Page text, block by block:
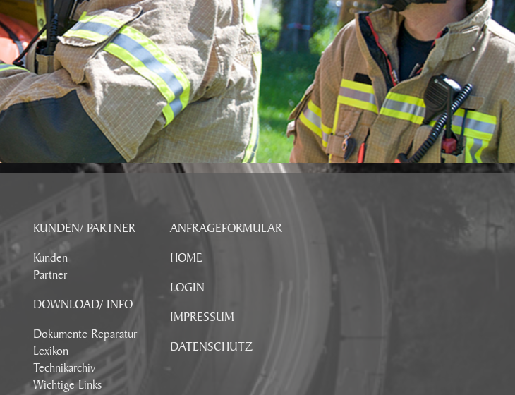
KUNDEN/ PARTNER
Kunden
Partner
DOWNLOAD/ INFO
Dokumente Reparatur
Lexikon
Technikarchiv
Wichtige Links
ANFRAGEFORMULAR
HOME
LOGIN
IMPRESSUM
DATENSCHUTZ